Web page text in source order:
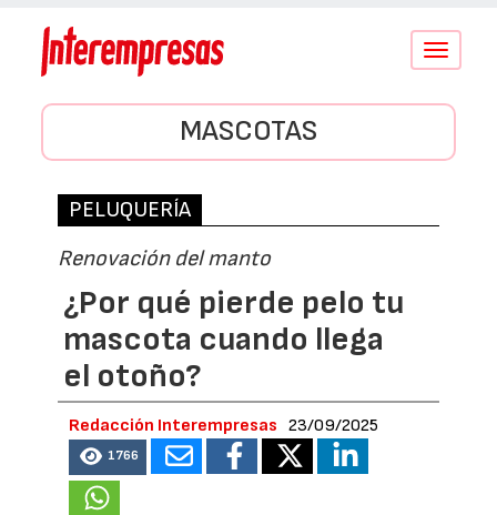
Conmutar
MASCOTAS
PELUQUERÍA
Renovación del manto
¿Por qué pierde pelo tu
mascota cuando llega
el otoño?
Redacción Interempresas 23/09/2025
1766